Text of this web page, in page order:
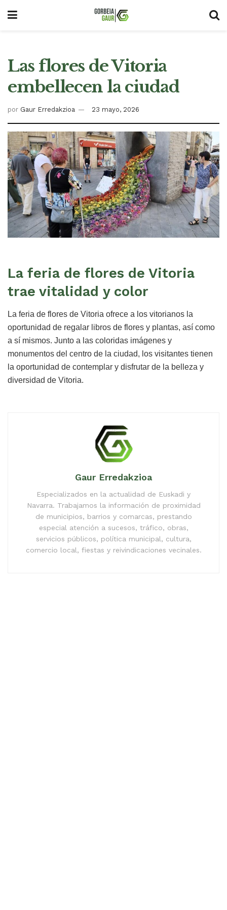
Las flores de Vitoria
embellecen la ciudad
por Gaur Erredakzioa 23 mayo, 2026
La feria de flores de Vitoria
trae vitalidad y color
La feria de flores de Vitoria ofrece a los vitorianos la
oportunidad de regalar libros de flores y plantas, así como
a sí mismos. Junto a las coloridas imágenes y
monumentos del centro de la ciudad, los visitantes tienen
la oportunidad de contemplar y disfrutar de la belleza y
diversidad de Vitoria.
Gaur Erredakzioa
Especializados en la actualidad de Euskadi y
Navarra. Trabajamos la información de proximidad
de municipios, barrios y comarcas, prestando
especial atención a sucesos, tráfico, obras,
servicios públicos, política municipal, cultura,
comercio local, fiestas y reivindicaciones vecinales.